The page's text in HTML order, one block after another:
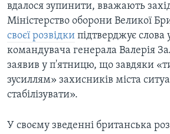
вдалося зупинити, вважають
Міністерство оборони Великої
своєї розвідки підтверджує слова
командувача генерала Валерія
заявив у п'ятницю, що завдяки
зусиллям» захисників міста
стабілізувати».
У своєму зведенні британська